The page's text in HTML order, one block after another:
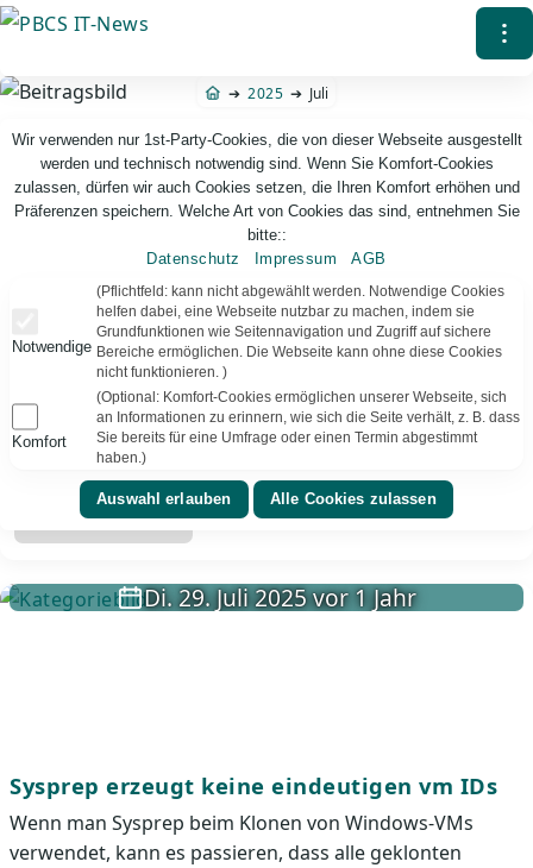
Direkt
Inhalt
⁝
2025 Juli
PBCS IT-News – IT. Web. Einfach. Webdesign, Analyse & Beratung
Monat:Juli 2025 2025 5Ergebnisse
Di. 29. Juli 2025 vor 1 Jahr
Sysprep erzeugt keine eindeutigen vm IDs
Wenn man Sysprep beim Klonen von Windows-VMs
verwendet, kann es passieren, dass alle geklonten
Wir verwenden nur 1st-Party-Cookies, die von dieser Webseite ausgestellt
werden und technisch notwendig sind. Wenn Sie Komfort-Cookies
zulassen, dürfen wir auch Cookies setzen, die Ihren Komfort erhöhen und
Präferenzen speichern. Welche Art von Cookies das sind, entnehmen Sie
bitte::
Datenschutz
Impressum AGB
Notwendige
(Pflichtfeld: kann nicht abgewählt werden. Notwendige Cookies
helfen dabei, eine Webseite nutzbar zu machen, indem sie
Grundfunktionen wie Seitennavigation und Zugriff auf sichere
Bereiche ermöglichen. Die Webseite kann ohne diese Cookies
nicht funktionieren. )
Komfort
(Optional: Komfort-Cookies ermöglichen unserer Webseite, sich
an Informationen zu erinnern, wie sich die Seite verhält, z. B. dass
Sie bereits für eine Umfrage oder einen Termin abgestimmt
haben.)